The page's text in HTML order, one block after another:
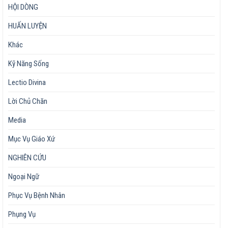
HỘI DÒNG
HUẤN LUYỆN
Khác
Kỹ Năng Sống
Lectio Divina
Lời Chủ Chăn
Media
Mục Vụ Giáo Xứ
NGHIÊN CỨU
Ngoại Ngữ
Phục Vụ Bệnh Nhân
Phụng Vụ